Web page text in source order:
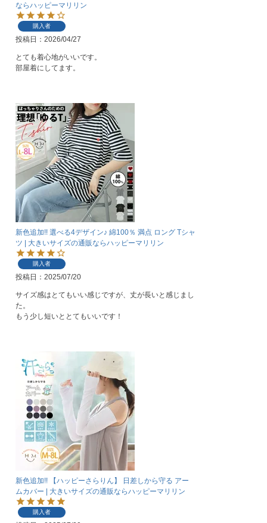
ならハッピーマリリン
購入者
投稿日 2026/04/27
とても着心地がいいです。
部屋着にしてます。
新色追加!! 選べる4デザイン♪ 綿100％ 満点 ロング Tシャ
ツ | 大きいサイズの通販ならハッピーマリリン
購入者
投稿日 2025/07/20
サイズ感はとてもいい感じですが、丈が長いと感じまし
た。
もう少し短いととてもいいです！
新色追加!! 【ハッピーさらりん】 日差しから守る アー
ムカバー | 大きいサイズの通販ならハッピーマリリン
購入者